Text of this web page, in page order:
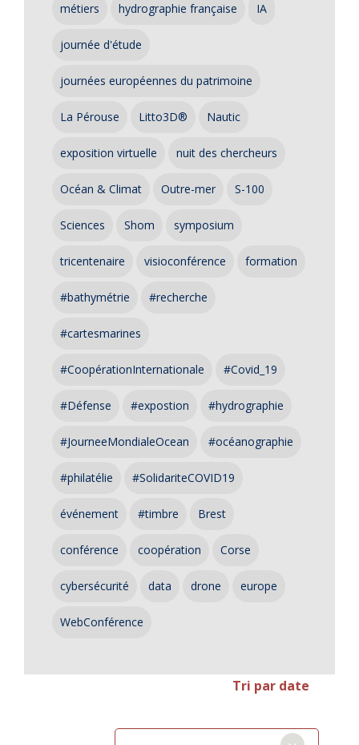
métiers hydrographie française IA
journée d'étude
journées européennes du patrimoine
La Pérouse Litto3D® Nautic
exposition virtuelle nuit des chercheurs
Océan & Climat Outre-mer S-100
Sciences Shom symposium
tricentenaire visioconférence formation
#bathymétrie #recherche
#cartesmarines
#CoopérationInternationale #Covid_19
#Défense #expostion #hydrographie
#JourneeMondialeOcean #océanographie
#philatélie #SolidariteCOVID19
événement #timbre Brest
conférence coopération Corse
cybersécurité data drone europe
WebConférence
Tri par date